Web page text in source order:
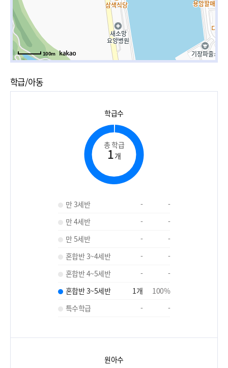
100m
학급/아동
학급수
총 학급
1개
만 3세반 -
-
만 4세반
-
-
만 5세반
-
-
혼합반 3~4세반
-
-
혼합반 4~5세반
-
-
혼합반 3~5세반
1개 100%
특수학급
- -
원아수